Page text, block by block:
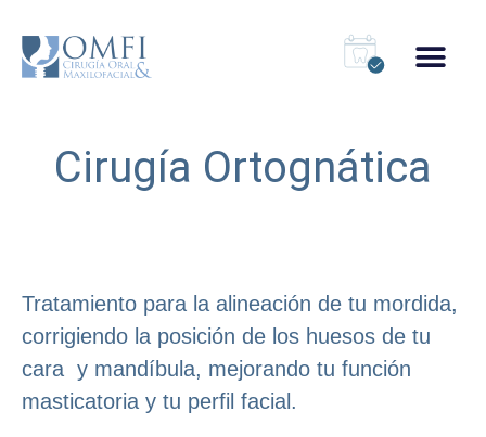
Cirugía Ortognática
Tratamiento para la alineación de tu mordida,
corrigiendo la posición de los huesos de tu
cara y mandíbula, mejorando tu función
masticatoria y tu perfil facial.